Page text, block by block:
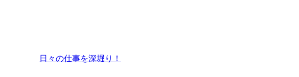
日々の仕事を深堀り！